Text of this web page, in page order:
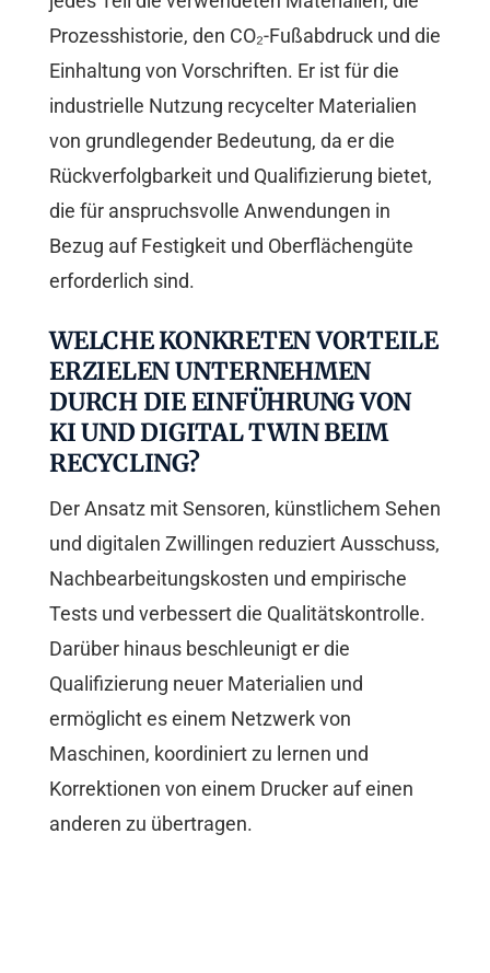
Prozesshistorie, den CO₂-Fußabdruck und die
Einhaltung von Vorschriften. Er ist für die
industrielle Nutzung recycelter Materialien
von grundlegender Bedeutung, da er die
Rückverfolgbarkeit und Qualifizierung bietet,
die für anspruchsvolle Anwendungen in
Bezug auf Festigkeit und Oberflächengüte
erforderlich sind.
WELCHE KONKRETEN VORTEILE
ERZIELEN UNTERNEHMEN
DURCH DIE EINFÜHRUNG VON
KI UND DIGITAL TWIN BEIM
RECYCLING?
Der Ansatz mit Sensoren, künstlichem Sehen
und digitalen Zwillingen reduziert Ausschuss,
Nachbearbeitungskosten und empirische
Tests und verbessert die Qualitätskontrolle.
Darüber hinaus beschleunigt er die
Qualifizierung neuer Materialien und
ermöglicht es einem Netzwerk von
Maschinen, koordiniert zu lernen und
Korrektionen von einem Drucker auf einen
anderen zu übertragen.